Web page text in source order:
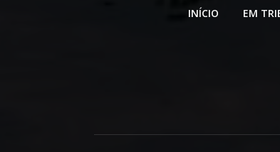
INÍCIO EM